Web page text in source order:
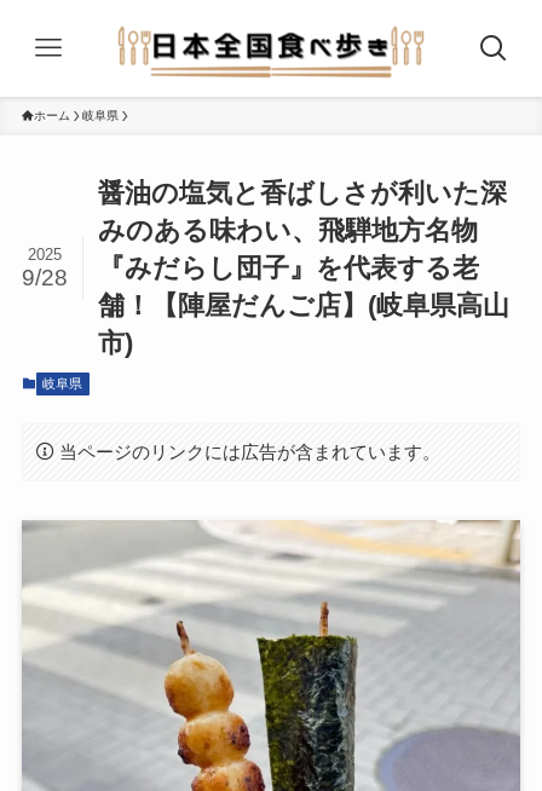
ホーム 岐阜県
醤油の塩気と香ばしさが利いた深
みのある味わい、飛騨地方名物
『みだらし団子』を代表する老
舗！【陣屋だんご店】(岐阜県高山
市)
2025
9/28
岐阜県
当ページのリンクには広告が含まれています。